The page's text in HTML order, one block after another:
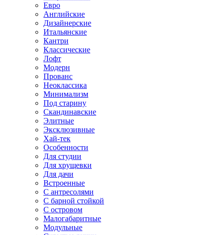
Евро
Английские
Дизайнерские
Итальянские
Кантри
Классические
Лофт
Модерн
Прованс
Неоклассика
Минимализм
Под старину
Скандинавские
Элитные
Эксклюзивные
Хай-тек
Особенности
Для студии
Для хрущевки
Для дачи
Встроенные
С антресолями
С барной стойкой
С островом
Малогабаритные
Модульные